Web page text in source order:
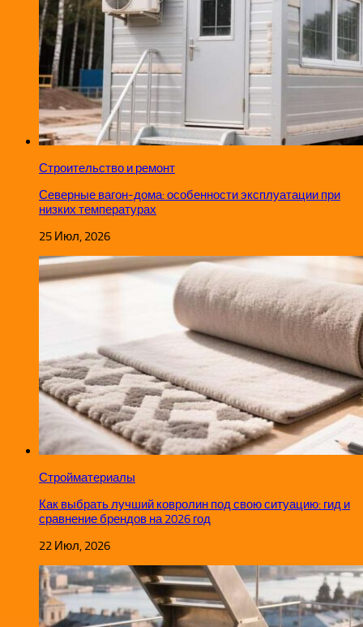
Строительство и ремонт
Северные вагон-дома: особенности эксплуатации при
низких температурах
25 Июл, 2026
Стройматериалы
Как выбрать лучший ковролин под свою ситуацию: гид и
сравнение брендов на 2026 год
22 Июл, 2026